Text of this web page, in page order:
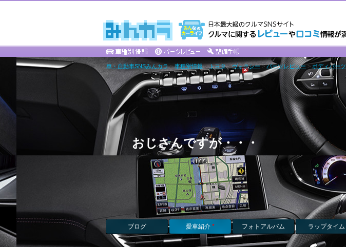
車・自動車SNSみんカラ>車種別情報>トヨタ>ヴォクシー>パーツレビュー>ボディパーツ
おじさんですが・・・
ブログ 愛車紹介* フォトアルバム ラップタイム